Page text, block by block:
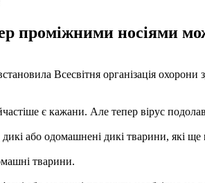
проміжними носіями
Всесвітня організація
є кажани. Але тепер вірус
або одомашнені дикі тварини, які ще
тварини.